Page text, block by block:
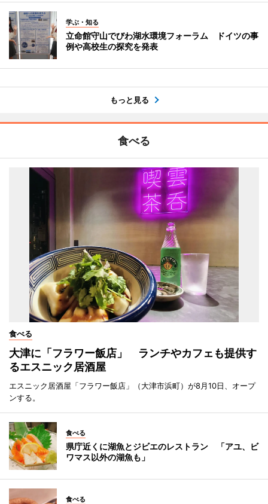
学ぶ・知る
立命館守山でびわ湖水環境フォーラム ドイツの事
例や高校生の探究を発表
もっと見る
食べる
食べる
大津に「フラワー飯店」 ランチやカフェも提供す
るエスニック居酒屋
エスニック居酒屋「フラワー飯店」（大津市浜町）が8月10日、オープ
ンする。
食べる
県庁近くに湖魚とジビエのレストラン 「アユ、ビ
ワマス以外の湖魚も」
食べる